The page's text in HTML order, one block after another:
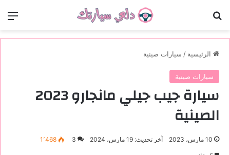
الرئيسية / سيارات صينية
سيارات صينية
سيارة جيب جيلي مانجارو 2023
الصينية
10 مارس، 2023 آخر تحديث: 19 مارس، 2024 3 1٬468